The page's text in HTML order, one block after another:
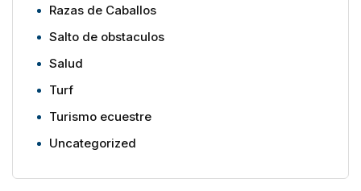
Razas de Caballos
Salto de obstaculos
Salud
Turf
Turismo ecuestre
Uncategorized